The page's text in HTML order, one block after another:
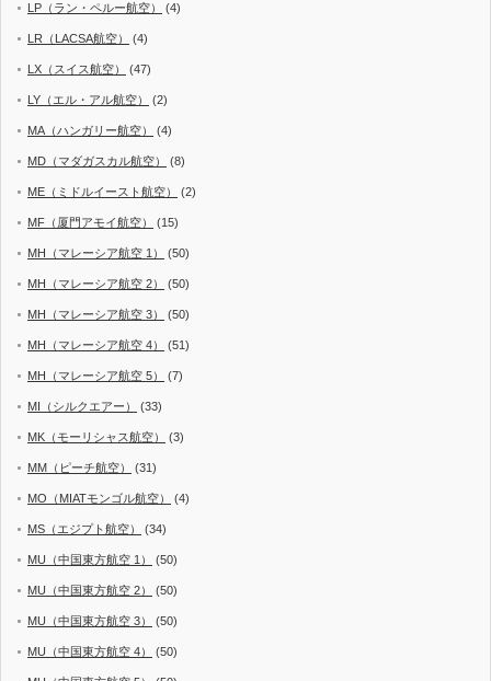
LP（ラン・ペルー航空） (4)
LR（LACSA航空） (4)
LX（スイス航空） (47)
LY（エル・アル航空） (2)
MA（ハンガリー航空） (4)
MD（マダガスカル航空） (8)
ME（ミドルイースト航空） (2)
MF（厦門アモイ航空） (15)
MH（マレーシア航空 1） (50)
MH（マレーシア航空 2） (50)
MH（マレーシア航空 3） (50)
MH（マレーシア航空 4） (51)
MH（マレーシア航空 5） (7)
MI（シルクエアー） (33)
MK（モーリシャス航空） (3)
MM（ピーチ航空） (31)
MO（MIATモンゴル航空） (4)
MS（エジプト航空） (34)
MU（中国東方航空 1） (50)
MU（中国東方航空 2） (50)
MU（中国東方航空 3） (50)
MU（中国東方航空 4） (50)